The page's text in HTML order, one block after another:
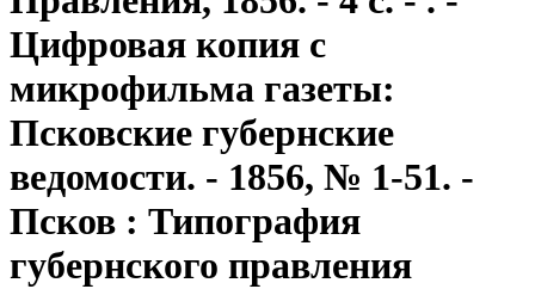
Цифровая копия с
микрофильма газеты:
Псковские губернские
ведомости. - 1856, № 1-51. -
Псков : Типография
губернского правления